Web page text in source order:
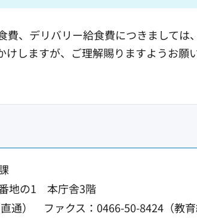
費、デリバリー給食費につきまして
しますが、ご理解賜りますようお願
地の1 本庁舎3階
通）
ファクス：0466-50-8424（教育